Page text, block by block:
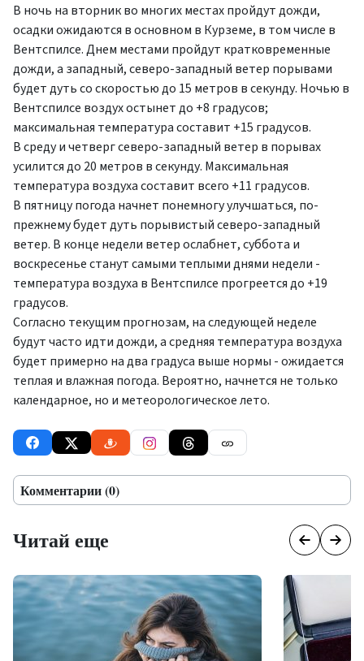
В ночь на вторник во многих местах пройдут дожди,
осадки ожидаются в основном в Курземе, в том числе в
Вентспилсе. Днем местами пройдут кратковременные
дожди, а западный, северо-западный ветер порывами
будет дуть со скоростью до 15 метров в секунду. Ночью в
Вентспилсе воздух остынет до +8 градусов;
максимальная температура составит +15 градусов.
В среду и четверг северо-западный ветер в порывах
усилится до 20 метров в секунду. Максимальная
температура воздуха составит всего +11 градусов.
В пятницу погода начнет понемногу улучшаться, по-
прежнему будет дуть порывистый северо-западный
ветер. В конце недели ветер ослабнет, суббота и
воскресенье станут самыми теплыми днями недели -
температура воздуха в Вентспилсе прогреется до +19
градусов.
Согласно текущим прогнозам, на следующей неделе
будут часто идти дожди, а средняя температура воздуха
будет примерно на два градуса выше нормы - ожидается
теплая и влажная погода. Вероятно, начнется не только
календарное, но и метеорологическое лето.
Комментарии (0)
Читай еще